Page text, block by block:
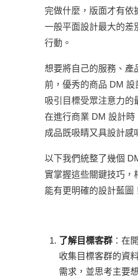
完做什麼，版面才有
一般平面設計最大的差
行動。
想要將自己的服務、產
前，優秀的商品 DM
吸引目標受眾注意力的
在進行商業 DM 設計
成品既吸睛又具設計感
以下我們統整了幾個
實掌握這些關鍵技巧，
能有更明確的設計藍圖
了解目標客群 ：在
收集目標客群的資
需求，並思考主要